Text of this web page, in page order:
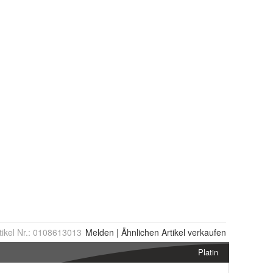
Nr.: 0108613013 Melden | Ähnlichen Artikel verkaufen
Platin